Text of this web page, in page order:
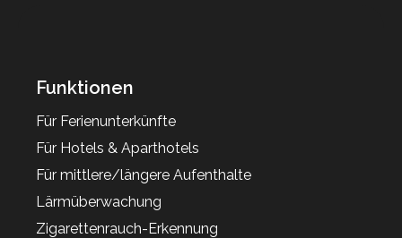
Funktionen
Für Ferienunterkünfte
Für Hotels & Aparthotels
Für mittlere/längere Aufenthalte
Lärmüberwachung
Zigarettenrauch-Erkennung